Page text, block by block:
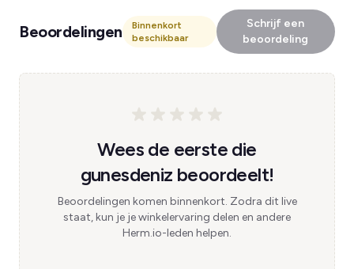
Beoordelingen
Binnenkort
beschikbaar
Schrijf een
beoordeling
Wees de eerste die
gunesdeniz beoordeelt!
Beoordelingen komen binnenkort. Zodra dit live
staat, kun je je winkelervaring delen en andere
Herm.io-leden helpen.